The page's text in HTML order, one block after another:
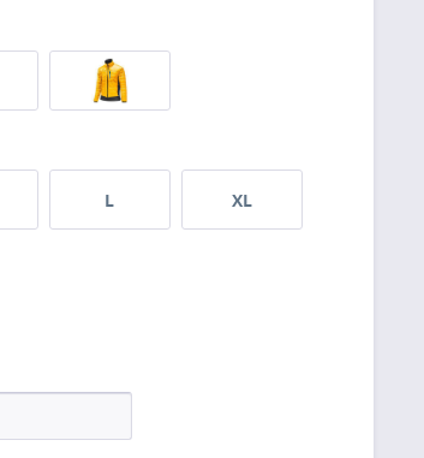
L XL